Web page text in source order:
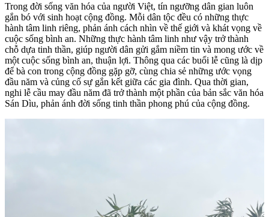
Trong đời sống văn hóa của người Việt, tín ngưỡng dân gian luôn
gắn bó với sinh hoạt cộng đồng. Mỗi dân tộc đều có những thực
hành tâm linh riêng, phản ánh cách nhìn về thế giới và khát vọng về
cuộc sống bình an. Những thực hành tâm linh như vậy trở thành
chỗ dựa tinh thần, giúp người dân gửi gắm niềm tin và mong ước về
một cuộc sống bình an, thuận lợi. Thông qua các buổi lễ cũng là dịp
để bà con trong cộng đồng gặp gỡ, cùng chia sẻ những ước vọng
đầu năm và củng cố sự gắn kết giữa các gia đình. Qua thời gian,
nghi lễ cầu may đầu năm đã trở thành một phần của bản sắc văn hóa
Sán Dìu, phản ánh đời sống tinh thần phong phú của cộng đồng.